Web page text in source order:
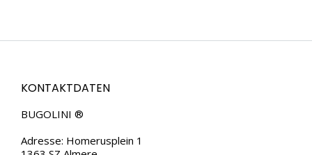
KONTAKTDATEN
BUGOLINI ®
Adresse: Homerusplein 1